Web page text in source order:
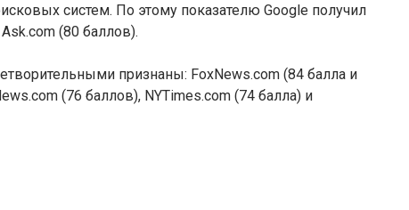
систем. По этому показателю Google получил
(80 баллов).
признаны: FoxNews.com (84 балла и
(76 баллов), NYTimes.com (74 балла) и